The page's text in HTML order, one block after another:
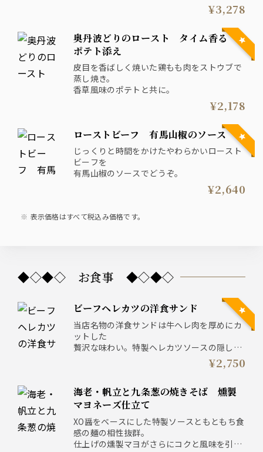
¥3,278
奥丹波どりのロースト タイム香る
ポテト添え
皮目を香ばしく焼いた鶏もも肉をストウブで
蒸し焼き。
香草風味のポテトと共に。
¥2,178
ローストビーフ 有馬山椒のソース
じっくりと時間をかけたやわらかいロースト
ビーフを
有馬山椒のソースでどうぞ。
¥2,640
表示価格はすべて税込み価格です。
◆◇◆◇ お食事 ◆◇◆◇
ビーフヘレカツの洋食サンド
当店名物の洋食サンドは牛ヘレ肉を厚めにカ
ットした
贅沢な味わい。特製ヘレカツソースの隠し味
¥2,750
海老・帆立と九条葱の焼きそば 燻製
マヨネーズ仕立て
XO醤をベースにした特製ソースともともち食
感の麺の相性抜群。
仕上げの燻製マヨがさらにコクと風味を引き